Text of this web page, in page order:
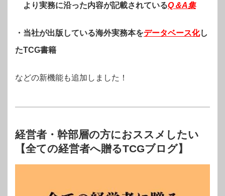
より実務に沿った内容が記載されているQ＆A集
・当社が出版している海外実務本をデータベース化し
たTCG書籍
などの新機能も追加しました！
経営者・幹部層の方におススメしたい
【全ての経営者へ贈るTCGブログ】